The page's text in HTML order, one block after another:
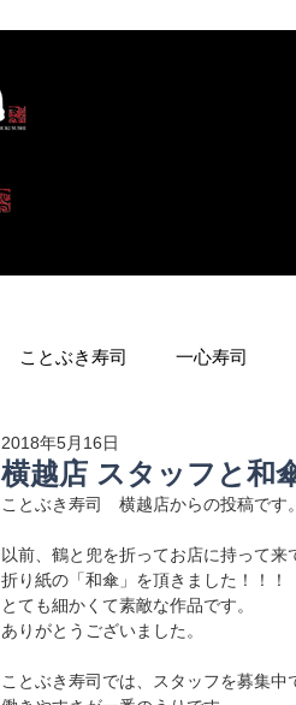
ことぶき寿司 一心寿司
横越店 スタッフと和
2018年5月16日
ことぶき寿司　横越店からの投稿です。
以前、鶴と兜を折ってお店に持って来
折り紙の「和傘」を頂きました！！！
とても細かくて素敵な作品です。
ありがとうございました。
ことぶき寿司では、スタッフを募集中